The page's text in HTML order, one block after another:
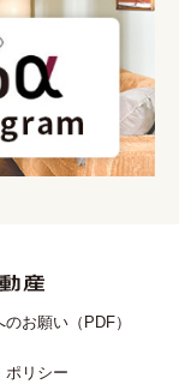
お願い（PDF）
ポリシー